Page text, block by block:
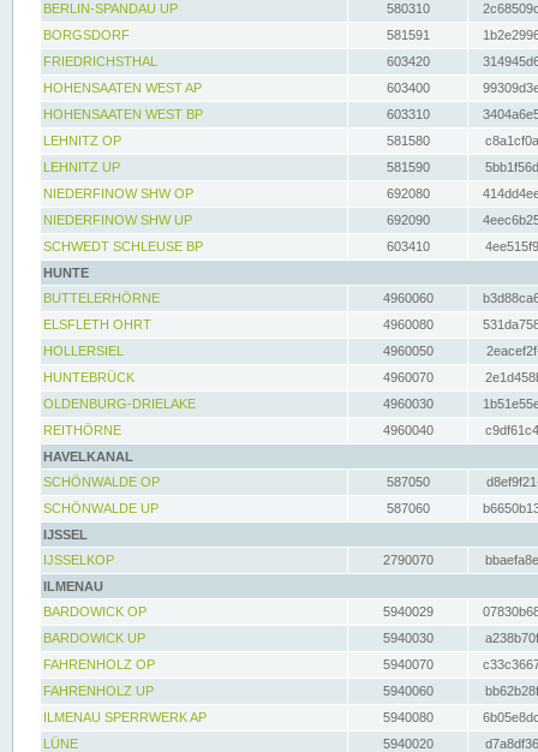
BERLIN-SPANDAU UP
580310
BORGSDORF
581591
FRIEDRICHSTHAL
603420
HOHENSAATEN WEST AP
603400
HOHENSAATEN WEST BP
603310
LEHNITZ OP
581580
LEHNITZ UP
581590
NIEDERFINOW SHW OP
692080
NIEDERFINOW SHW UP
692090
SCHWEDT SCHLEUSE BP
603410
HUNTE
BUTTELERHÖRNE
4960060
ELSFLETH OHRT
4960080
HOLLERSIEL
4960050
HUNTEBRÜCK
4960070
OLDENBURG-DRIELAKE
4960030
REITHÖRNE
4960040
HAVELKANAL
SCHÖNWALDE OP
587050
SCHÖNWALDE UP
587060
IJSSEL
IJSSELKOP
2790070
ILMENAU
BARDOWICK OP
5940029
BARDOWICK UP
5940030
FAHRENHOLZ OP
5940070
FAHRENHOLZ UP
5940060
ILMENAU SPERRWERK AP
5940080
LÜNE
5940020